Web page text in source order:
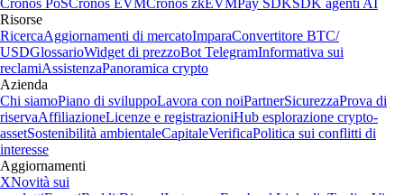
Cronos PoSCronos EVMCronos zkEVMPay SDKSDK agenti AI
Risorse
RicercaAggiornamenti di mercatoImparaConvertitore BTC/
USDGlossarioWidget di prezzoBot TelegramInformativa sui
reclamiAssistenzaPanoramica crypto
Azienda
Chi siamoPiano di sviluppoLavora con noiPartnerSicurezzaProva di
riservaAffiliazioneLicenze e registrazioniHub esplorazione crypto-
assetSostenibilità ambientaleCapitaleVerificaPolitica sui conflitti di
interesse
Aggiornamenti
XNovità sui